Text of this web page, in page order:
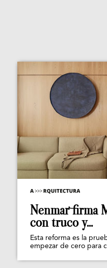
Nenmar firma
con truco y...
Esta reforma es la
empezar de cero para